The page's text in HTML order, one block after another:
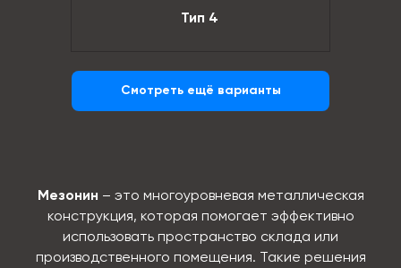
Тип 4
Смотреть ещё варианты
Мезонин – это многоуровневая металлическая
конструкция, которая помогает эффективно
использовать пространство склада или
производственного помещения. Такие решения